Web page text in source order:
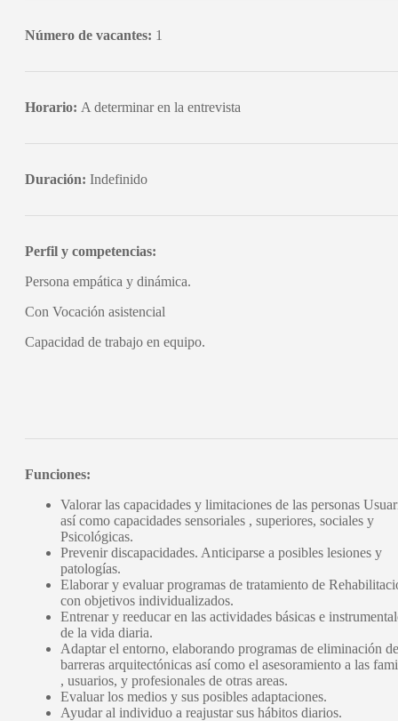
Número de vacantes: 1
Horario: A determinar en la entrevista
Duración: Indefinido
Perfil y competencias:
Persona empática y dinámica.
Con Vocación asistencial
Capacidad de trabajo en equipo.
Funciones:
Valorar las capacidades y limitaciones de las personas
así como capacidades sensoriales , superiores, sociales y
Psicológicas.
Prevenir discapacidades. Anticiparse a posibles lesiones y
patologías.
Elaborar y evaluar programas de tratamiento de
con objetivos individualizados.
Entrenar y reeducar en las actividades básicas e
de la vida diaria.
Adaptar el entorno, elaborando programas de eliminación de
barreras arquitectónicas así como el asesoramiento a las
, usuarios, y profesionales de otras areas.
Evaluar los medios y sus posibles adaptaciones.
Ayudar al individuo a reajustar sus hábitos diarios.